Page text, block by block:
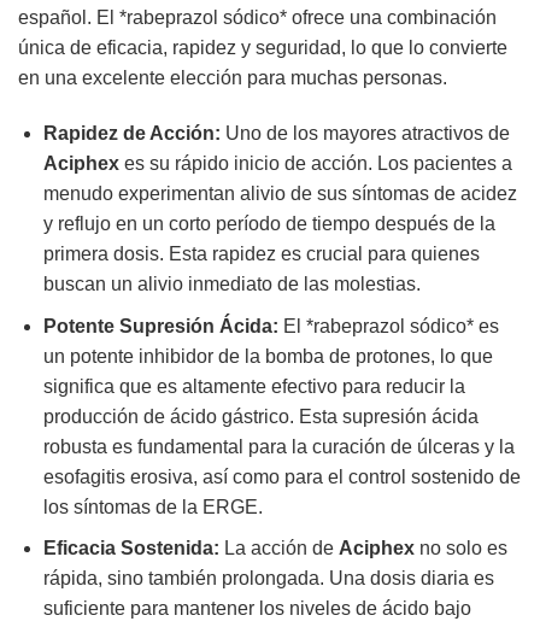
español. El *rabeprazol sódico* ofrece una combinación
única de eficacia, rapidez y seguridad, lo que lo convierte
en una excelente elección para muchas personas.
Rapidez de Acción: Uno de los mayores atractivos de
Aciphexes su rápido inicio de acción. Los pacientes a
menudo experimentan alivio de sus síntomas de acidez
y reflujo en un corto período de tiempo después de la
primera dosis. Esta rapidez es crucial para quienes
buscan un alivio inmediato de las molestias.
Potente Supresión Ácida: El *rabeprazol sódico* es
un potente inhibidor de la bomba de protones, lo que
significa que es altamente efectivo para reducir la
producción de ácido gástrico. Esta supresión ácida
robusta es fundamental para la curación de úlceras y la
esofagitis erosiva, así como para el control sostenido de
los síntomas de la ERGE.
Eficacia Sostenida: La acción de Aciphexno solo es
rápida, sino también prolongada. Una dosis diaria es
suficiente para mantener los niveles de ácido bajo